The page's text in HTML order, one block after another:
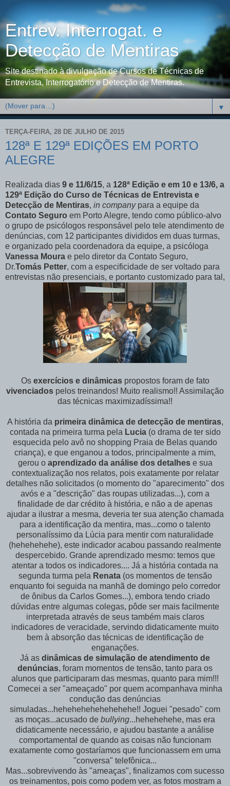
Entrev. Interrogat. e
Detecção de Mentiras
Site destinado à divulgação de Cursos de Técnicas de
Entrevista, Interrogatório e Detecção de Mentiras.
▼
TERÇA-FEIRA, 28 DE JULHO DE 2015
128ª E 129ª EDIÇÕES EM PORTO
ALEGRE
Realizada dias 9 e 11/6/15, a 128ª Edição e em 10 e 13/6, a
129ª Edição do Curso de Técnicas de Entrevista e
Detecção de Mentiras, in companypara a equipe da
Contato Seguro em Porto Alegre, tendo como público-alvo
o grupo de psicólogos responsável pelo tele atendimento de
denúncias, com 12 participantes divididos em duas turmas,
e organizado pela coordenadora da equipe, a psicóloga
Vanessa Moura e pelo diretor da Contato Seguro,
Dr.Tomás Petter, com a especificidade de ser voltado para
entrevistas não presenciais, e portanto customizado para tal,
Os exercícios e dinâmicaspropostos foram de fato
vivenciados pelos treinandos! Muito realismo!! Assimilação
das técnicas maximizadíssima!!
A história da primeira dinâmica de detecção de mentiras,
contada na primeira turma pela Lucia (o drama de ter sido
esquecida pelo avô no shopping Praia de Belas quando
criança), e que enganou a todos, principalmente a mim,
gerou o aprendizado da análise dos detalhes e sua
contextualização nos relatos, pois exatamente por relatar
detalhes não solicitados (o momento do "aparecimento" dos
avós e a "descrição" das roupas utilizadas...), com a
finalidade de dar crédito à história, e não a de apenas
ajudar a ilustrar a mesma, deveria ter sua atenção chamada
para a identificação da mentira, mas...como o talento
personalíssimo da Lúcia para mentir com naturalidade
(hehehehehe), este indicador acabou passando realmente
despercebido. Grande aprendizado mesmo: temos que
atentar a todos os indicadores.... Já a história contada na
segunda turma pela Renata (os momentos de tensão
enquanto foi seguida na manhã de domingo pelo corredor
de ônibus da Carlos Gomes...), embora tendo criado
dúvidas entre algumas colegas, pôde ser mais facilmente
interpretada através de seus também mais claros
indicadores de veracidade, servindo didaticamente muito
bem à absorção das técnicas de identificação de
enganações.
Já as dinâmicas de simulação de atendimento de
denúncias, foram momentos de tensão, tanto para os
alunos que participaram das mesmas, quanto para mim!!!
Comecei a ser "ameaçado" por quem acompanhava minha
condução das denúncias
simuladas...hehehehehehehehehe!! Joguei "pesado" com
as moças...acusado de bullying...hehehehehe, mas era
didaticamente necessário, e ajudou bastante a análise
comportamental de quando as coisas não funcionam
exatamente como gostaríamos que funcionassem em uma
"conversa" telefônica...
Mas...sobrevivendo às "ameaças", finalizamos com sucesso
os treinamentos, pois como podem ver, as fotos mostram a